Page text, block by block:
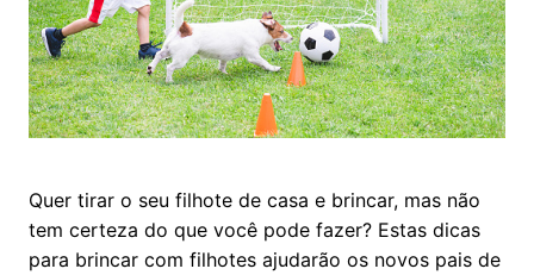
Quer tirar o seu filhote de casa e brincar, mas não
tem certeza do que você pode fazer? Estas dicas
para brincar com filhotes ajudarão os novos pais de